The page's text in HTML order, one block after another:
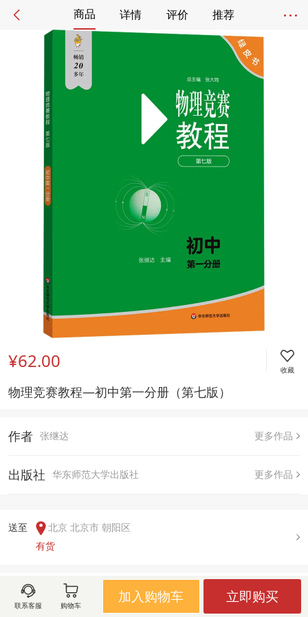
商品 详情 评价 推荐
¥62.00 收藏
物理竞赛教程—初中第一分册（第七版）
作者 张继达 更多作品
出版社 华东师范大学出版社 更多作品
送至
北京 北京市 朝阳区
有货
用户评论(
联系客服 购物车
加入购物车 立即购买